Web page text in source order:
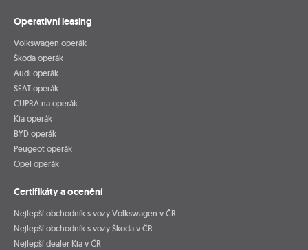
Operativní leasing
Volkswagen operák
Škoda operák
Audi operák
SEAT operák
CUPRA na operák
Kia operák
BYD operák
Peugeot operák
Opel operák
Certifikáty a ocenění
Nejlepší obchodník s vozy Volkswagen v ČR
Nejlepší obchodník s vozy Škoda v ČR
Nejlepší dealer Kia v ČR